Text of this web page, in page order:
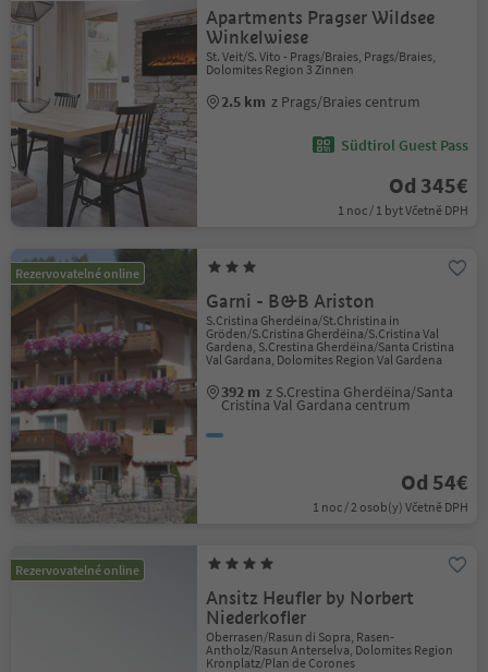
Apartments Pragser Wildsee
Winkelwiese
St. Veit/S. Vito - Prags/Braies, Prags/Braies,
Dolomites Region 3 Zinnen
2.5 km z Prags/Braies centrum
Südtirol Guest Pass
Od 345€
1 noc / 1 byt Včetně DPH
Rezervovatelné online
Garni - B&B Ariston
S.Cristina Gherdëina/St.Christina in
Gröden/S.Cristina Gherdëina/S.Cristina Val
Gardena, S.Crestina Gherdëina/Santa Cristina
Val Gardana, Dolomites Region Val Gardena
392 m z S.Crestina Gherdëina/Santa
Cristina Val Gardana centrum
Od 54€
1 noc / 2 osob(y) Včetně DPH
Rezervovatelné online
Ansitz Heufler by Norbert
Niederkofler
Oberrasen/Rasun di Sopra, Rasen-
Antholz/Rasun Anterselva, Dolomites Region
Kronplatz/Plan de Corones